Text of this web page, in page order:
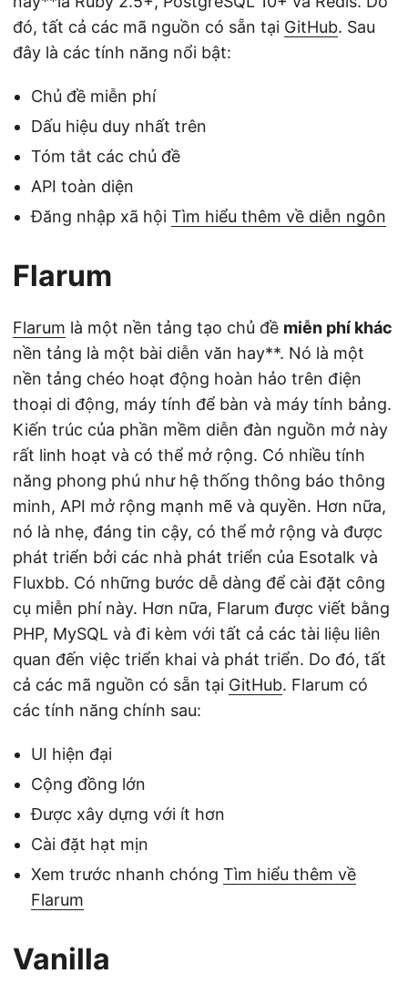
đó, tất cả các mã nguồn có sẵn tại GitHub. Sau
đây là các tính năng nổi bật:
Chủ đề miễn phí
Dấu hiệu duy nhất trên
Tóm tắt các chủ đề
API toàn diện
Đăng nhập xã hội Tìm hiểu thêm về diễn ngôn
Flarum
Flarum là một nền tảng tạo chủ đề miễn phí khác
nền tảng là một bài diễn văn hay**. Nó là một
nền tảng chéo hoạt động hoàn hảo trên điện
thoại di động, máy tính để bàn và máy tính bảng.
Kiến trúc của phần mềm diễn đàn nguồn mở này
rất linh hoạt và có thể mở rộng. Có nhiều tính
năng phong phú như hệ thống thông báo thông
minh, API mở rộng mạnh mẽ và quyền. Hơn nữa,
nó là nhẹ, đáng tin cậy, có thể mở rộng và được
phát triển bởi các nhà phát triển của Esotalk và
Fluxbb. Có những bước dễ dàng để cài đặt công
cụ miễn phí này. Hơn nữa, Flarum được viết bằng
PHP, MySQL và đi kèm với tất cả các tài liệu liên
quan đến việc triển khai và phát triển. Do đó, tất
cả các mã nguồn có sẵn tại GitHub. Flarum có
các tính năng chính sau:
UI hiện đại
Cộng đồng lớn
Được xây dựng với ít hơn
Cài đặt hạt mịn
Xem trước nhanh chóng Tìm hiểu thêm về
Flarum
Vanilla